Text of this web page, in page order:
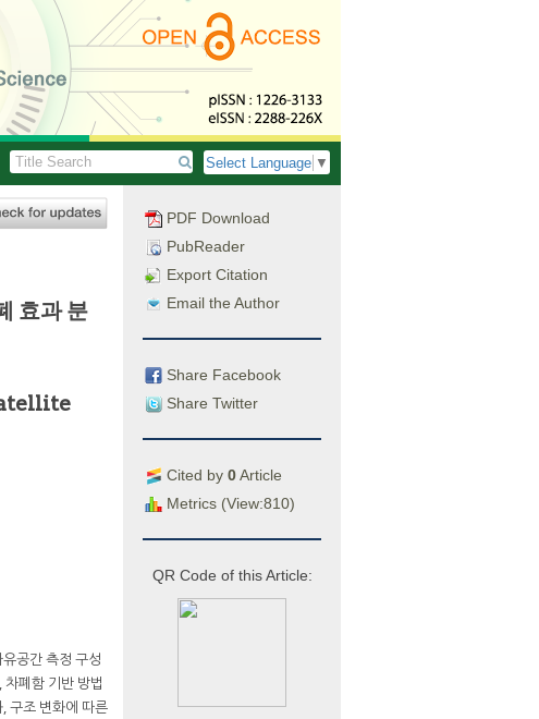
Select Language ▼
PDF Download
PubReader
Export Citation
Email the Author
Share Facebook
Share Twitter
Cited by 0Article
Metrics (View:810)
QR Code of this Article:
효과 분
공간 측정 구성
폐함 기반 방법
구조 변화에 따른